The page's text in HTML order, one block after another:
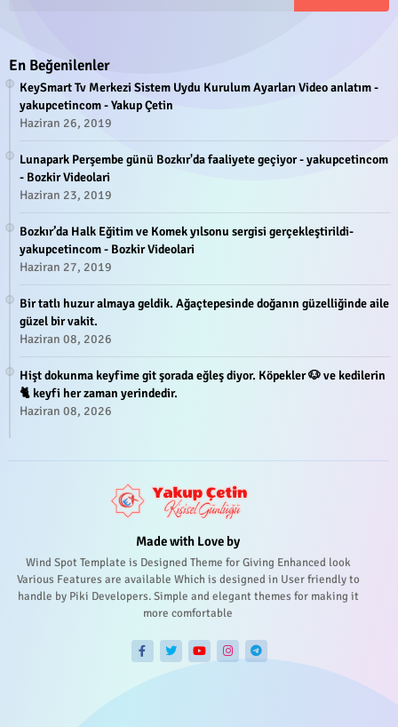
En Beğenilenler
KeySmart Tv Merkezi Sistem Uydu Kurulum Ayarları Video anlatım -
yakupcetincom - Yakup Çetin
Haziran 26, 2019
Lunapark Perşembe günü Bozkır'da faaliyete geçiyor - yakupcetincom
- Bozkir Videolari
Haziran 23, 2019
Bozkır’da Halk Eğitim ve Komek yılsonu sergisi gerçekleştirildi-
yakupcetincom - Bozkir Videolari
Haziran 27, 2019
Bir tatlı huzur almaya geldik. Ağaçtepesinde doğanın güzelliğinde aile
güzel bir vakit.
Haziran 08, 2026
Hişt dokunma keyfime git şorada eğleş diyor. Köpekler 🐶 ve kedilerin
🐈 keyfi her zaman yerindedir.
Haziran 08, 2026
Made with Love by
Wind Spot Template is Designed Theme for Giving Enhanced look
Various Features are available Which is designed in User friendly to
handle by Piki Developers. Simple and elegant themes for making it
more comfortable